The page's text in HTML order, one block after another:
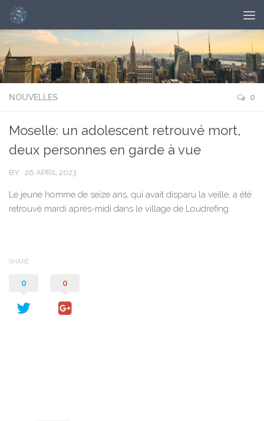
NOUVELLES 0
Moselle: un adolescent retrouvé mort,
deux personnes en garde à vue
BY · 26 APRIL 2023
Le jeune homme de seize ans, qui avait disparu la veille, a été
retrouvé mardi après-midi dans le village de Loudrefing.
SHARE
0 0